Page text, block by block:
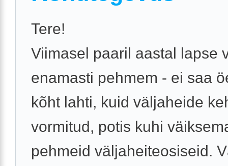
Tere!
Viimasel paaril aastal lapse
enamasti pehmem - ei saa
kõht lahti, kuid väljaheide
vormitud, potis kuhi
pehmeid väljaheiteosiseid.